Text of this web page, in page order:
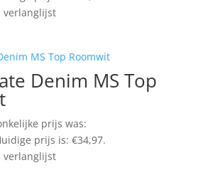
verlanglijst
Denim MS Top
prijs was:
prijs is: €34,97.
verlanglijst